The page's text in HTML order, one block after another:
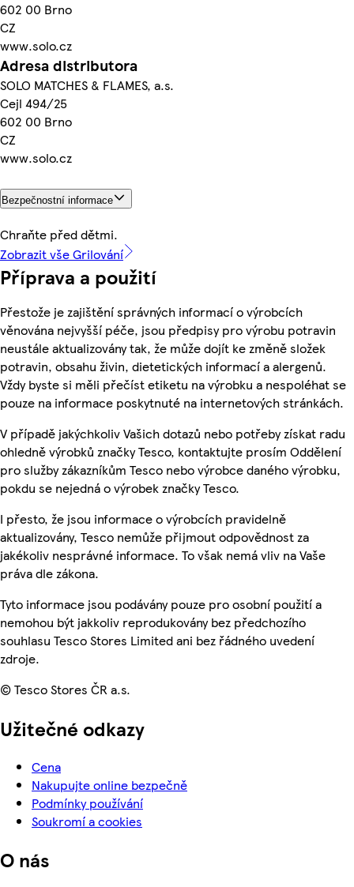
602 00 Brno
CZ
www.solo.cz
Adresa distributora
SOLO MATCHES & FLAMES, a.s.
Cejl 494/25
602 00 Brno
CZ
www.solo.cz
Bezpečnostní informace
Chraňte před dětmi.
Zobrazit vše Grilování
Příprava a použití
Přestože je zajištění správných informací o výrobcích
věnována nejvyšší péče, jsou předpisy pro výrobu potravin
neustále aktualizovány tak, že může dojít ke změně složek
potravin, obsahu živin, dietetických informací a alergenů.
Vždy byste si měli přečíst etiketu na výrobku a nespoléhat se
pouze na informace poskytnuté na internetových stránkách.
V případě jakýchkoliv Vašich dotazů nebo potřeby získat radu
ohledně výrobků značky Tesco, kontaktujte prosím Oddělení
pro služby zákazníkům Tesco nebo výrobce daného výrobku,
pokdu se nejedná o výrobek značky Tesco.
I přesto, že jsou informace o výrobcích pravidelně
aktualizovány, Tesco nemůže přijmout odpovědnost za
jakékoliv nesprávné informace. To však nemá vliv na Vaše
práva dle zákona.
Tyto informace jsou podávány pouze pro osobní použití a
nemohou být jakkoliv reprodukovány bez předchozího
souhlasu Tesco Stores Limited ani bez řádného uvedení
zdroje.
© Tesco Stores ČR a.s.
Užitečné odkazy
Cena
Nakupujte online bezpečně
Podmínky používání
Soukromí a cookies
O nás